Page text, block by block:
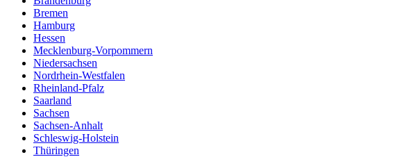
Bremen
Hamburg
Hessen
Mecklenburg-Vorpommern
Niedersachsen
Nordrhein-Westfalen
Rheinland-Pfalz
Saarland
Sachsen
Sachsen-Anhalt
Schleswig-Holstein
Thüringen